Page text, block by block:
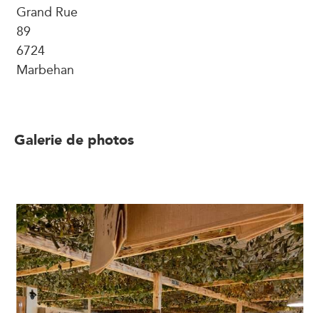
Grand Rue
89
6724
Marbehan
Galerie de photos